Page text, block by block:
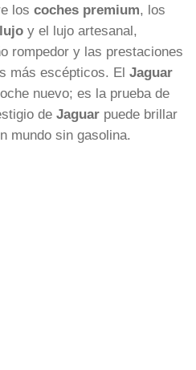
los coches premium, los
y el lujo artesanal,
rompedor y las prestaciones
más escépticos. El Jaguar
nuevo; es la prueba de
de Jaguar puede brillar
mundo sin gasolina.